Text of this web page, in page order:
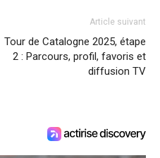
Article suivant
Tour de Catalogne 2025, étape
2 : Parcours, profil, favoris et
diffusion TV